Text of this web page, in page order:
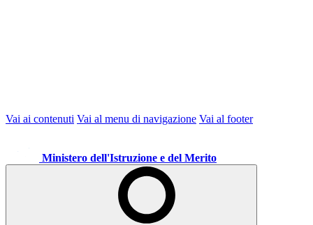
Vai ai contenuti Vai al menu di navigazione Vai al footer
Ministero dell'Istruzione e del Merito